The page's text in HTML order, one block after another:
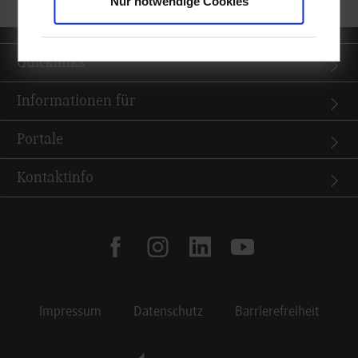
Quicklinks
Informationen für
Portale
Kontaktinfo
facebookinstagramlinkedinyoutube
Impressum Datenschutz Barrierefreiheit